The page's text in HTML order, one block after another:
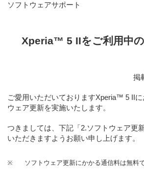
ソフトウェアサポート
Xperia™ 5 IIをご利用中
掲
ご愛用いただいておりますXperia™ 5 II
ウェア更新を実施いたします。
つきましては、下記 「2.ソフトウェア更
いただきますようお願い申し上げます。
※ ソフトウェア更新にかかる通信料は無料で